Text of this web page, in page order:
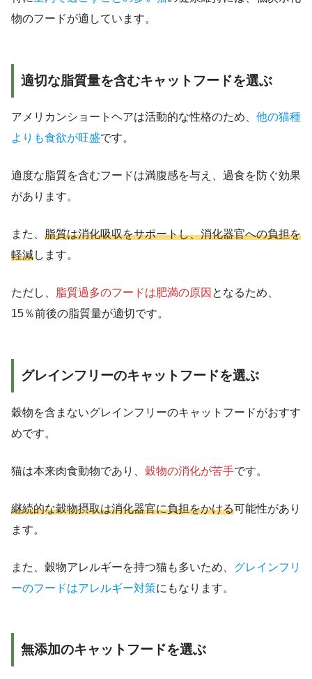
物のフードが適しています。
適切な脂質量を含むキャットフードを選ぶ
アメリカンショートヘアは活動的な性格のため、 他の猫種
よりも食欲が旺盛です。
適度な脂質を含むフードは満腹感を与え、過食を防ぐ効果
があります。
また、 脂質は消化吸収をサポートし、消化器官への負担を
軽減します。
ただし、 脂質過多のフードは肥満の原因 となるため、
15％前後の脂質量が適切です。
グレインフリーのキャットフードを選ぶ
穀物を含まないグレインフリーのキャットフードがおすす
めです。
猫は本来肉食動物であり、 穀物の消化が苦手です。
継続的な穀物摂取は消化器官に負担をかける可能性があり
ます。
また、穀物アレルギーを持つ猫も多いため、 グレインフリ
ーのフードはアレルギー対策にもなります。
無添加のキャットフードを選ぶ